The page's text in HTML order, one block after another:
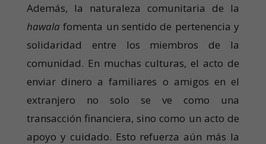
Además, la naturaleza comunitaria de la
hawala fomenta un sentido de pertenencia y
solidaridad entre los miembros de la
comunidad. En muchas culturas, el acto de
enviar dinero a familiares o amigos en el
extranjero no solo se ve como una
transacción financiera, sino como un acto de
apoyo y cuidado. Esto refuerza aún más la